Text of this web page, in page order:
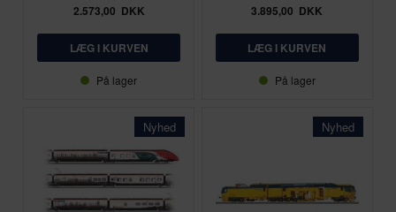
2.573,00 DKK
På lager
3.895,00 DKK
På lager
Nyhed Nyhed